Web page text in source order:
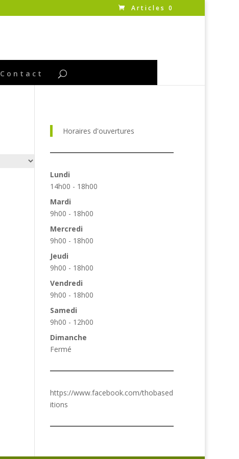
Articles 0
Contact
Horaires d'ouvertures
Lundi
14h00 - 18h00
Mardi
9h00 - 18h00
Mercredi
9h00 - 18h00
Jeudi
9h00 - 18h00
Vendredi
9h00 - 18h00
Samedi
9h00 - 12h00
Dimanche
Fermé
https://www.facebook.com/thobased
itions